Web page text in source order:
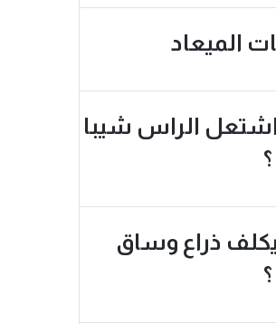
الميعاد
اشتعل الراس شيبا
ذراع وساق